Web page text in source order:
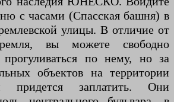
с часами (Спасская башня) в
улицы. В отличие от
вы можете свободно
по нему, но за
объектов на территории
придется заплатить. Они